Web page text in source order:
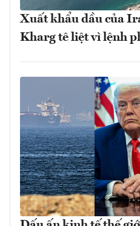
Xuất khẩu dầu của
Kharg tê liệt vì lệnh